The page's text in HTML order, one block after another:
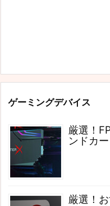
ゲーミングデバイス
厳選！
ンドカ
厳選！